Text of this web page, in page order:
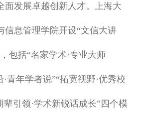
面发展卓越创新人才。上海大
信息管理学院开设“文信大讲
包括“名家学术·专业大师
·青年学者说”“拓宽视野·优秀校
辈引领·学术新锐话成长”四个模